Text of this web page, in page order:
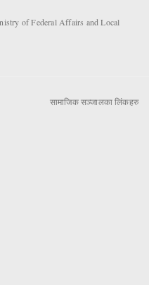
of Federal Affairs and Local
सामाजिक सञ्जालका लिंकहरु